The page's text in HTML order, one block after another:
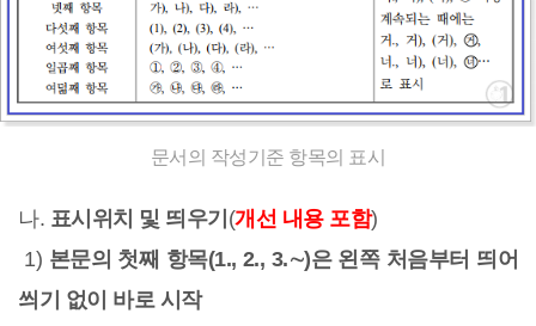
문서의 작성기준 항목의 표시
나. 표시위치 및 띄우기 (개선 내용 포함)
1) 본문의 첫째 항목(1., 2., 3.∼)은 왼쪽 처음부터 띄어
씌기 없이 바로 시작